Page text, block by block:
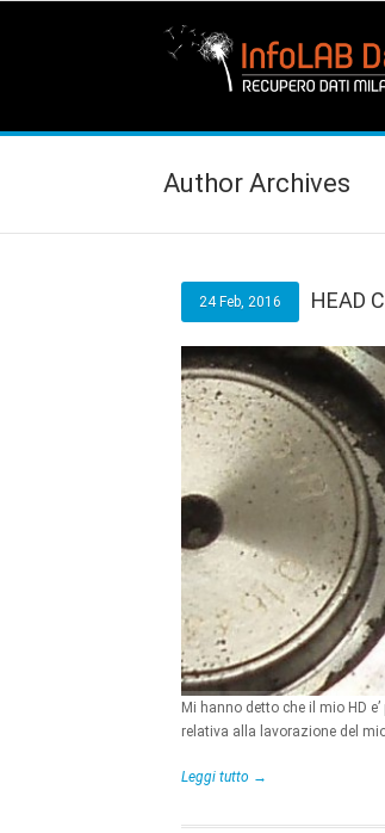
Author Archives
24 Feb, 2016 HEAD
Mi hanno detto che il mio HD
relativa alla lavorazione del
Leggi tutto →